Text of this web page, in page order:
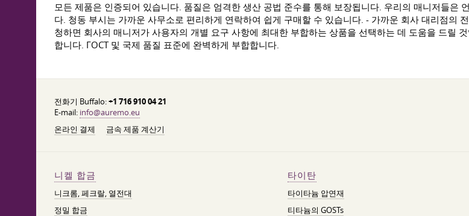
모든 제품은 인증되어 있습니다. 품질은 엄격한 생산 공법 준수를 통해 보장됩니다. 우리의 매니저들은
다. 청동 부시는 가까운 사무소로 편리하게 연락하여 쉽게 구매할 수 있습니다. - 가까운 회사 대리점의
청하면 회사의 매니저가 사용자의 개별 요구 사항에 최대한 부합하는 상품을 선택하는 데 도움을 드릴
합니다. ГОСТ 및 국제 품질 표준에 완벽하게 부합합니다.
전화기 Buffalo:+1 716 910 04 21
E-mail: info@auremo.eu
온라인 결제
금속 제품 계산기
니켈 합금
니크롬, 페크랄, 열전대
정밀 합금
타이탄
타이타늄 압연재
티타늄의 GOSTs